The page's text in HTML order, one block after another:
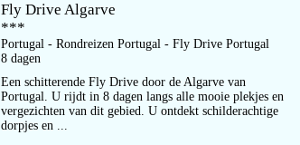
Fly Drive Algarve
***
Portugal - Rondreizen Portugal - Fly Drive Portugal
8 dagen
Een schitterende Fly Drive door de Algarve van
Portugal. U rijdt in 8 dagen langs alle mooie plekjes en
vergezichten van dit gebied. U ontdekt schilderachtige
dorpjes en ...